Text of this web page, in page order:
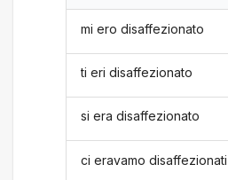
mi ero disaffezionato
ti eri disaffezionato
si era disaffezionato
ci eravamo disaffezionati